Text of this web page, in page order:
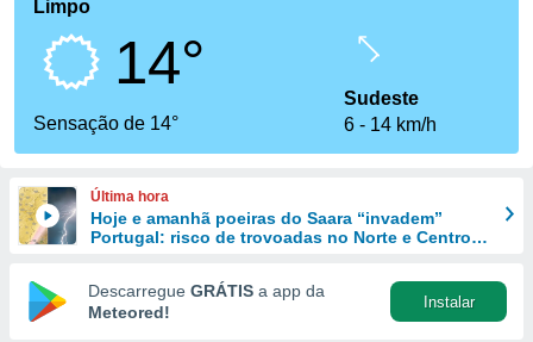
fornecidas
a este
das
e
forma
digital
Limpo
14°
Sensação de 14°
Sudeste
6
14 km/h
Última hora
Hoje e amanhã poeiras do Saara “invadem”
Portugal: risco de trovoadas no Norte e Centro
Descarregue GRÁTIS a app da
Meteored!
Instalar